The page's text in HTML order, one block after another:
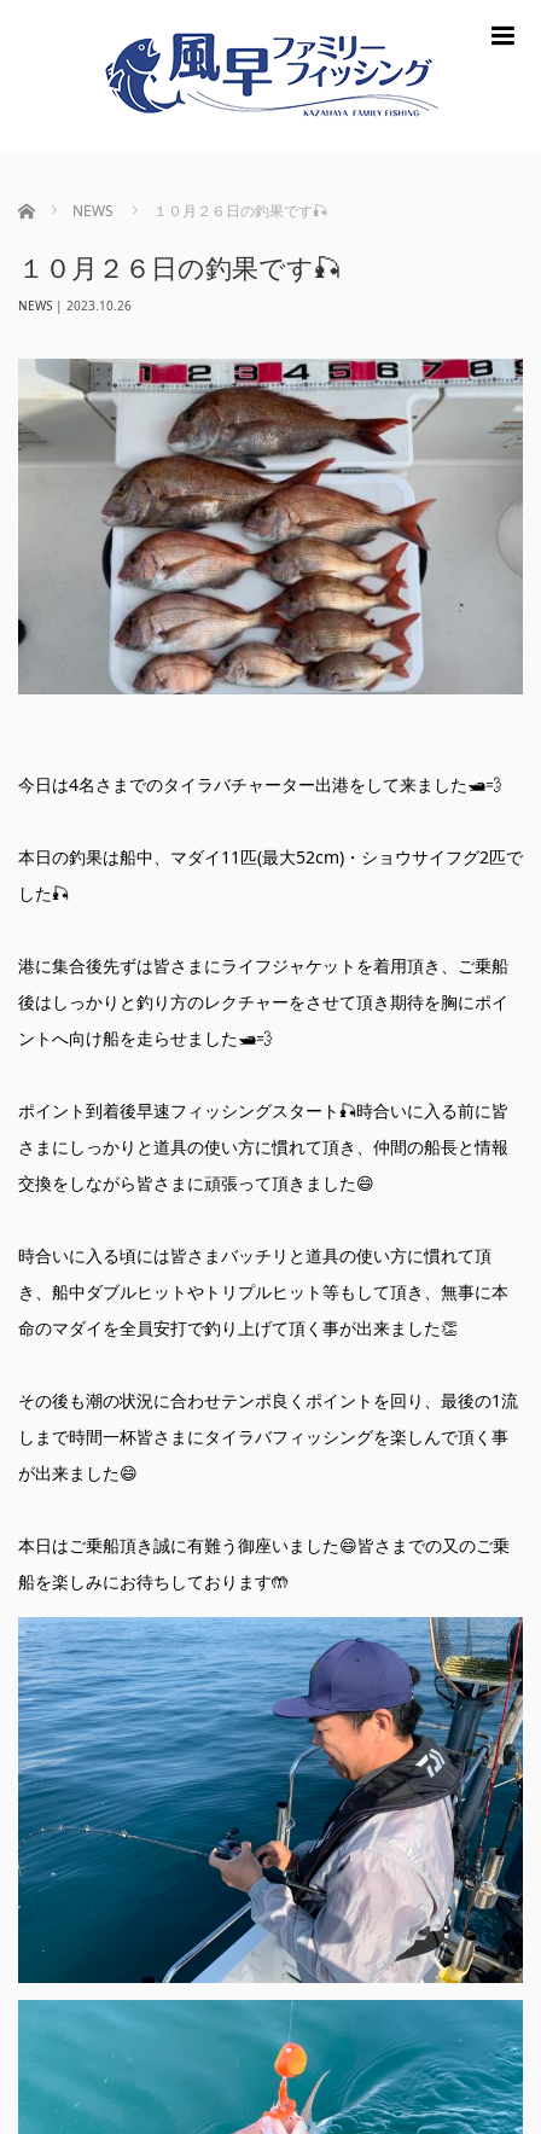
ホーム NEWS １０月２６日の釣果です🎣
１０月２６日の釣果です🎣
NEWS | 2023.10.26
今日は4名さまでのタイラバチャーター出港をして来ました🛥️💨
本日の釣果は船中、マダイ11匹(最大52cm)・ショウサイフグ2匹で
した🎣
港に集合後先ずは皆さまにライフジャケットを着用頂き、ご乗船
後はしっかりと釣り方のレクチャーをさせて頂き期待を胸にポイ
ントへ向け船を走らせました🛥️💨
ポイント到着後早速フィッシングスタート🎣時合いに入る前に皆
さまにしっかりと道具の使い方に慣れて頂き、仲間の船長と情報
交換をしながら皆さまに頑張って頂きました😄
時合いに入る頃には皆さまバッチリと道具の使い方に慣れて頂
き、船中ダブルヒットやトリプルヒット等もして頂き、無事に本
命のマダイを全員安打で釣り上げて頂く事が出来ました👏
その後も潮の状況に合わせテンポ良くポイントを回り、最後の1流
しまで時間一杯皆さまにタイラバフィッシングを楽しんで頂く事
が出来ました😄
本日はご乗船頂き誠に有難う御座いました😄皆さまでの又のご乗
船を楽しみにお待ちしております🤲